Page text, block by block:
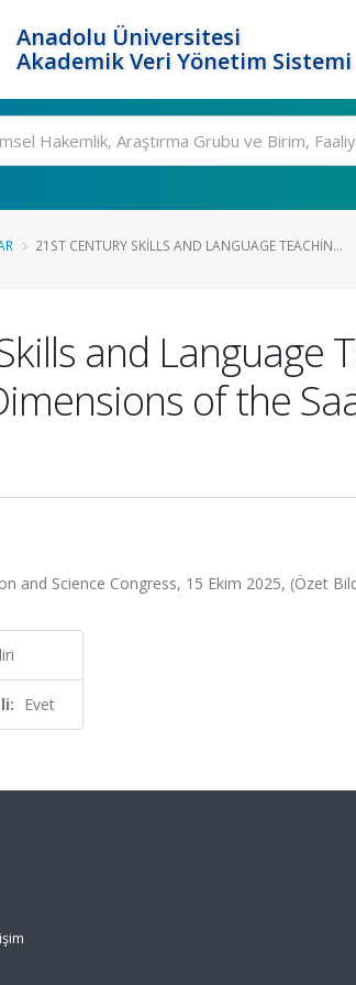
Anadolu Üniversitesi
Akademik Veri Yönetim Sistemi
21ST CENTURY SKILLS AND LANGUAGE TEACHIN...
and Language
of the
and Science Congress, 15 Ekim 2025, (Özet
Evet